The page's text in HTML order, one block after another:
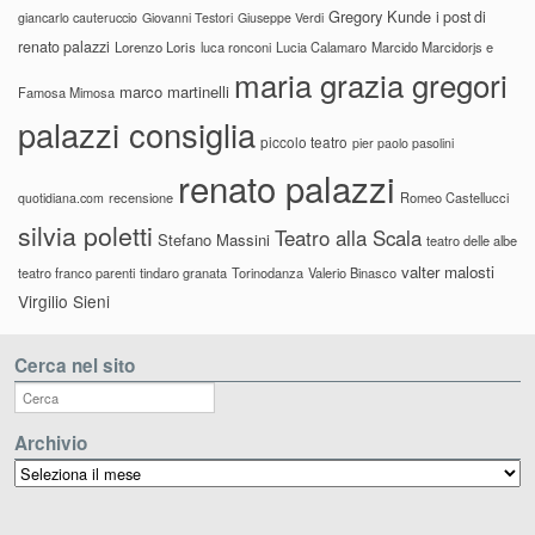
giancarlo cauteruccio Giovanni Testori Giuseppe Verdi Gregory Kunde i post di
renato palazzi Lorenzo Loris luca ronconi Lucia Calamaro Marcido Marcidorjs e
Famosa Mimosa marco martinelli maria grazia gregori
palazzi consiglia piccolo teatro pier paolo pasolini
quotidiana.com recensione renato palazzi Romeo Castellucci
silvia poletti Stefano Massini Teatro alla Scala teatro delle albe
teatro franco parenti tindaro granata Torinodanza Valerio Binasco valter malosti
Virgilio Sieni
Cerca nel sito
Archivio
Archivio